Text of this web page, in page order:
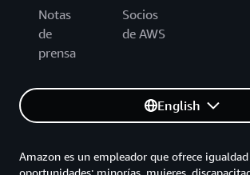
Notas
de
prensa
Socios
de AWS
English
Amazon es un empleador que ofrece